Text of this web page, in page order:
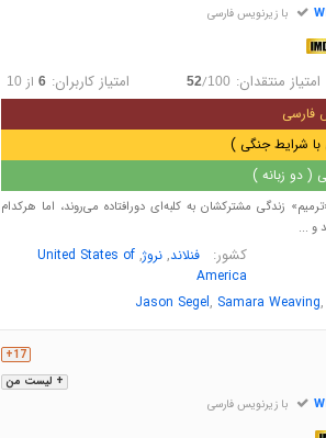
با زیرنویس فارسی
امتیاز منتقدان: 52/100 امتیاز کاربران: 6 از 10
فارسی
شرایط جنگی )
( دو زبانه )
زندگی مشترکشان به کلبه‌ای دورافتاده می‌روند، اما هرکدام
و ...
کشور: فنلاند, نروژ,
United States of
America
Jason Segel, Samara Weaving,
+ لیست من
17+
با زیرنویس فارسی